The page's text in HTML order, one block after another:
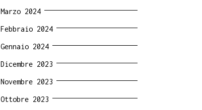
Marzo 2024
Febbraio 2024
Gennaio 2024
Dicembre 2023
Novembre 2023
Ottobre 2023